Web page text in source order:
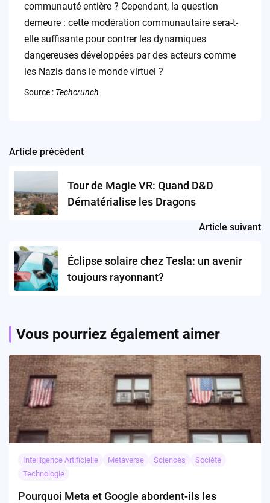
communauté entière ? Cependant, la question
demeure : cette modération communautaire sera-t-
elle suffisante pour contrer les dynamiques
dangereuses développées par des acteurs comme
les Nazis dans le monde virtuel ?
Source : Techcrunch
Post
navigation
Article précédent
Tour de Magie VR: Quand D&D
Dématérialise les Dragons
Article suivant
Éclipse solaire chez Tesla: un avenir
toujours rayonnant?
Vous pourriez également aimer
Intelligence Artificielle Metaverse Sciences
Société
Technologie
Pourquoi Meta et Google abordent-ils les